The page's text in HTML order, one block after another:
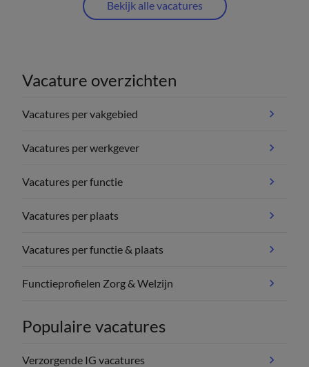
Bekijk alle vacatures
Vacature overzichten
Vacatures per vakgebied
Vacatures per werkgever
Vacatures per functie
Vacatures per plaats
Vacatures per functie & plaats
Functieprofielen Zorg & Welzijn
Populaire vacatures
Verzorgende IG vacatures